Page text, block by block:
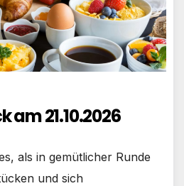
am 21.10.2026
als in gemütlicher Runde
und sich